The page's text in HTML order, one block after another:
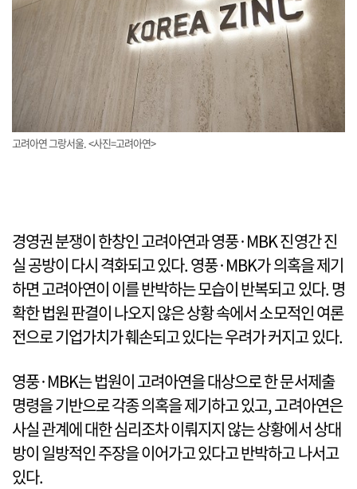
고려아연 그랑서울. <사진=고려아연>
경영권 분쟁이 한창인 고려아연과 영풍·MBK 진영간 진
실 공방이 다시 격화되고 있다. 영풍·MBK가 의혹을 제기
하면 고려아연이 이를 반박하는 모습이 반복되고 있다. 명
확한 법원 판결이 나오지 않은 상황 속에서 소모적인 여론
전으로 기업가치가 훼손되고 있다는 우려가 커지고 있다.
영풍·MBK는 법원이 고려아연을 대상으로 한 문서제출
명령을 기반으로 각종 의혹을 제기하고 있고, 고려아연은
사실 관계에 대한 심리조차 이뤄지지 않는 상황에서 상대
방이 일방적인 주장을 이어가고 있다고 반박하고 나서고
있다.